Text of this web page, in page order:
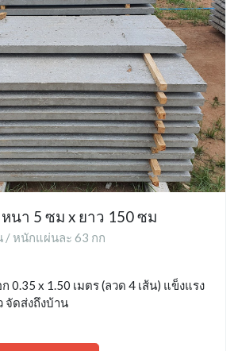
นา 5 ซม x ยาว 150 ซม
/ หนักแผ่นละ 63 กก
0.35 x 1.50 เมตร (ลวด 4 เส้น) แข็งแรง
จัดส่งถึงบ้าน